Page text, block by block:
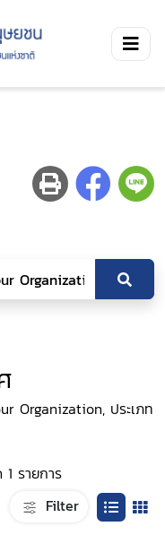
Organization, ประเภท
รายการ
Filter